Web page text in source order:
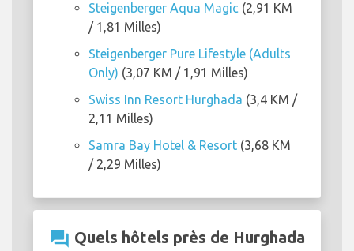
Steigenberger Aqua Magic (2,91 KM
/ 1,81 Milles)
Steigenberger Pure Lifestyle (Adults
Only) (3,07 KM / 1,91 Milles)
Swiss Inn Resort Hurghada (3,4 KM /
2,11 Milles)
Samra Bay Hotel & Resort (3,68 KM
/ 2,29 Milles)
question_answer Quels hôtels près de Hurghada